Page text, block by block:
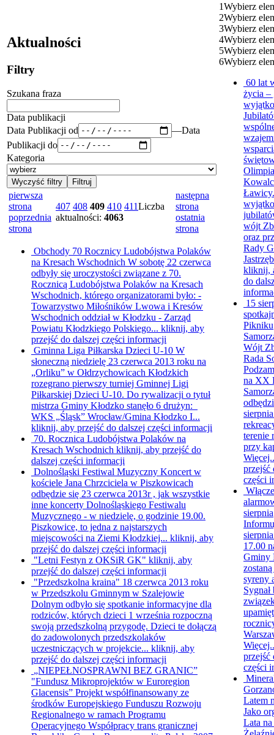
Aktualności
Filtry
Szukana fraza
Data publikacji
Data Publikacji od
—Data
Publikacji do
Kategoria
pierwsza
strona
poprzednia
strona
407 408 409 410 411Liczba
aktualności: 4063
następna
strona
ostatnia
strona
Obchody 70 Rocznicy Ludobójstwa Polaków
na Kresach Wschodnich W sobotę 22 czerwca
odbyły się uroczystości związane z 70.
Rocznicą Ludobójstwa Polaków na Kresach
Wschodnich, którego organizatorami było: -
Towarzystwo Miłośników Lwowa i Kresów
Wschodnich oddział w Kłodzku - Zarząd
Powiatu Kłodzkiego Polskiego... kliknij, aby
przejść do dalszej części informacji
Gminna Liga Piłkarska Dzieci U-10 W
słoneczną niedzielę 23 czerwca 2013 roku na
„Orliku” w Ołdrzychowicach Kłodzkich
rozegrano pierwszy turniej Gminnej Ligi
Piłkarskiej Dzieci U-10. Do rywalizacji o tytuł
mistrza Gminy Kłodzko stanęło 6 drużyn:
WKS „Śląsk” Wrocław/Gmina Kłodzko I...
kliknij, aby przejść do dalszej części informacji
70. Rocznica Ludobójstwa Polaków na
Kresach Wschodnich kliknij, aby przejść do
dalszej części informacji
Dolnośląski Festiwal Muzyczny Koncert w
kościele Jana Chrzciciela w Piszkowicach
odbędzie się 23 czerwca 2013r , jak wszystkie
inne koncerty Dolnośląskiego Festiwalu
Muzycznego - w niedzielę, o godzinie 19.00.
Piszkowice, to jedna z najstarszych
miejscowości na Ziemi Kłodzkiej... kliknij, aby
przejść do dalszej części informacji
"Letni Festyn z OKSiR GK" kliknij, aby
przejść do dalszej części informacji
"Przedszkolna kraina" 18 czerwca 2013 roku
w Przedszkolu Gminnym w Szalejowie
Dolnym odbyło się spotkanie informacyjne dla
rodziców, których dzieci 1 września rozpoczną
swoją przedszkolną przygodę. Dzieci te dołączą
do zadowolonych przedszkolaków
uczestniczących w projekcie... kliknij, aby
przejść do dalszej części informacji
„NIEPEŁNOSPRAWNI BEZ GRANIC”
"Fundusz Mikroprojektów w Euroregion
Glacensis” Projekt współfinansowany ze
środków Europejskiego Funduszu Rozwoju
Regionalnego w ramach Programu
Operacyjnego Współpracy trans granicznej
1Wybierz
2Wybierz
3Wybierz
4Wybierz
5Wybierz
6Wybierz
60 lat
życia –
wójt
oraz
Rady
kliknij,
do
15
Pikniku
Wójt
Rada
na XX
terenie
przy
przejść
części
sierpnia
17.00
Gminy
syreny
przejść
części
Latem
Jako
Lata